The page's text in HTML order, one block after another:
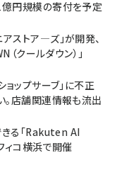
円規模の寄付を予定
ストア―ズ」が開発、
クールダウン）」
ョップサーブ」に不正
。店舗関連情報も流出
る「Rakuten AI
ィコ横浜で開催